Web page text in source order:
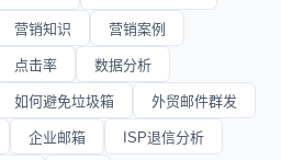
营销知识 营销案例
点击率 数据分析
如何避免垃圾箱 外贸邮件群发
企业邮箱
ISP退信分析